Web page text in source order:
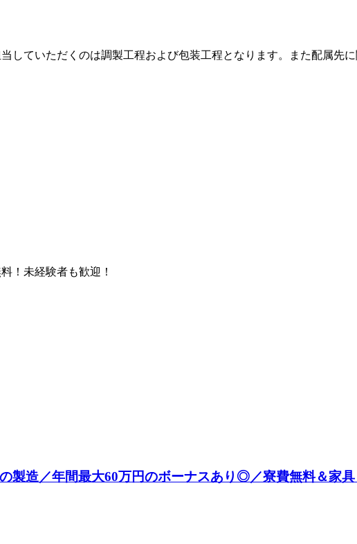
していただくのは調製工程および包装工程となります。また配属先
！未経験者も歓迎！
製造／年間最大60万円のボーナスあり◎／寮費無料＆家